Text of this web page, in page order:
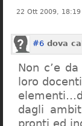
22 Ott 2009, 18:19
#6 dova
Non c’e
loro
dagli
pronti ed